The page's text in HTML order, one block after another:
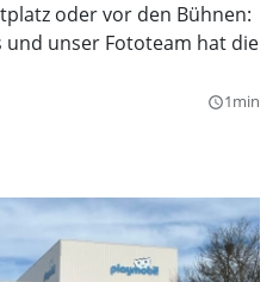
oder vor den Bühnen:
unser Fototeam hat die
query_builder1min